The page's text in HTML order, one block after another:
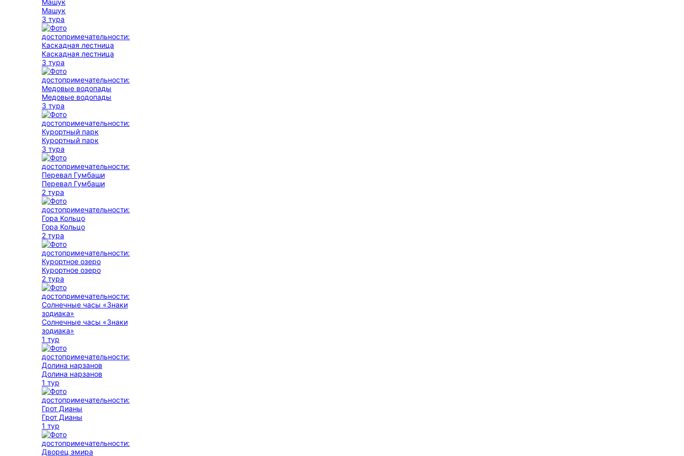
Машук
3 тура
Каскадная лестница
3 тура
Медовые водопады
3 тура
Курортный парк
3 тура
Перевал Гумбаши
2 тура
Гора Кольцо
2 тура
Курортное озеро
2 тура
Солнечные часы «Знаки
зодиака»
1 тур
Долина нарзанов
1 тур
Грот Дианы
1 тур